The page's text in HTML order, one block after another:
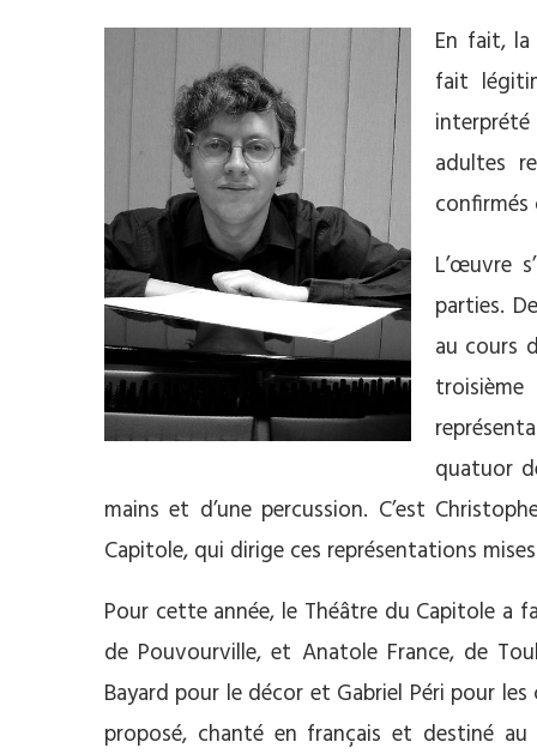
En fait,
fait
adultes
confirmés
L’œuvre
parties.
au cours
quatuor
mains et d’une percussion. C’est
Capitole, qui dirige ces représentations
Pour cette année, le Théâtre du Capitole a
de Pouvourville, et Anatole France, de
Bayard pour le décor et Gabriel Péri pour
proposé, chanté en français et destiné